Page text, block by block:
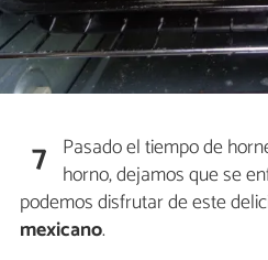
7 Pasado el tiempo de
horno, dejamos que se
podemos disfrutar de este
mexicano.